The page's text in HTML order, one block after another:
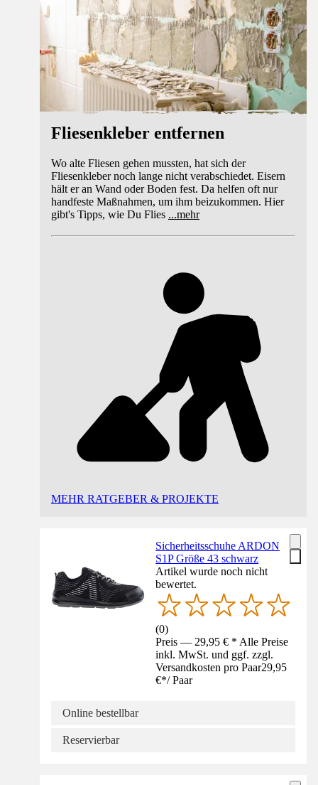
Fliesenkleber entfernen
Wo alte Fliesen gehen mussten, hat sich der
Fliesenkleber noch lange nicht verabschiedet. Eisern
hält er an Wand oder Boden fest. Da helfen oft nur
handfeste Maßnahmen, um ihm beizukommen. Hier
gibt's Tipps, wie Du Flies ...mehr
MEHR RATGEBER & PROJEKTE
Sicherheitsschuhe ARDON
S1P Größe 43 schwarz
Artikel wurde noch nicht
bewertet.
(0)
Preis — 29,95 € * Alle Preise
inkl. MwSt. und ggf. zzgl.
Versandkosten pro Paar29,95
€*/ Paar
Online bestellbar
Reservierbar